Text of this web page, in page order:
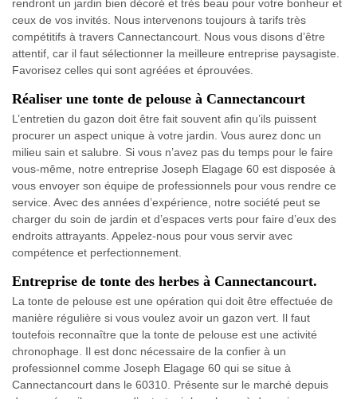
rendront un jardin bien décoré et très beau pour votre bonheur et
ceux de vos invités. Nous intervenons toujours à tarifs très
compétitifs à travers Cannectancourt. Nous vous disons d’être
attentif, car il faut sélectionner la meilleure entreprise paysagiste.
Favorisez celles qui sont agréées et éprouvées.
Réaliser une tonte de pelouse à Cannectancourt
L’entretien du gazon doit être fait souvent afin qu’ils puissent
procurer un aspect unique à votre jardin. Vous aurez donc un
milieu sain et salubre. Si vous n’avez pas du temps pour le faire
vous-même, notre entreprise Joseph Elagage 60 est disposée à
vous envoyer son équipe de professionnels pour vous rendre ce
service. Avec des années d’expérience, notre société peut se
charger du soin de jardin et d’espaces verts pour faire d’eux des
endroits attrayants. Appelez-nous pour vous servir avec
compétence et perfectionnement.
Entreprise de tonte des herbes à Cannectancourt.
La tonte de pelouse est une opération qui doit être effectuée de
manière régulière si vous voulez avoir un gazon vert. Il faut
toutefois reconnaître que la tonte de pelouse est une activité
chronophage. Il est donc nécessaire de la confier à un
professionnel comme Joseph Elagage 60 qui se situe à
Cannectancourt dans le 60310. Présente sur le marché depuis